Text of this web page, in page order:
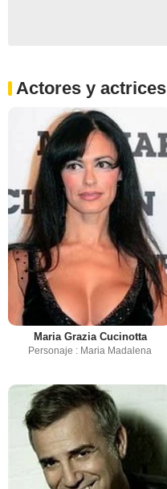
Actores y actrices
Maria Grazia Cucinotta
Personaje : Maria Madalena